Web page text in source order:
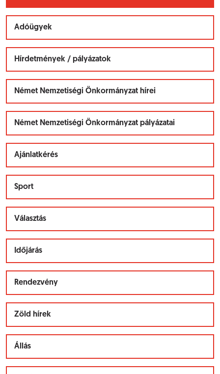
Adóügyek
Hírdetmények / pályázatok
Német Nemzetiségi Önkormányzat hírei
Német Nemzetiségi Önkormányzat pályázatai
Ajánlatkérés
Sport
Választás
Időjárás
Rendezvény
Zöld hírek
Állás